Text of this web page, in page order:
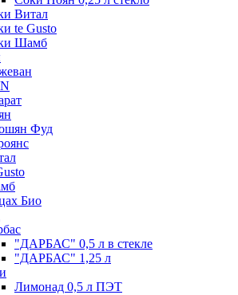
Витал
te Gusto
Шамб
Фуд
Био
"ДАРБАС" 0,5 л в стекле
"ДАРБАС" 1,25 л
Лимонад 0,5 л ПЭТ